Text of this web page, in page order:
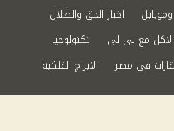
اخبار الحق والضلال
مع لى لى
تكنولوجيا
في مصر
الابراج الفلكية